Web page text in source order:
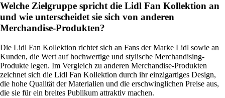
Welche Zielgruppe spricht die Lidl Fan Kollektion an
und wie unterscheidet sie sich von anderen
Merchandise-Produkten?
Die Lidl Fan Kollektion richtet sich an Fans der Marke Lidl sowie an
Kunden, die Wert auf hochwertige und stylische Merchandising-
Produkte legen. Im Vergleich zu anderen Merchandise-Produkten
zeichnet sich die Lidl Fan Kollektion durch ihr einzigartiges Design,
die hohe Qualität der Materialien und die erschwinglichen Preise aus,
die sie für ein breites Publikum attraktiv machen.